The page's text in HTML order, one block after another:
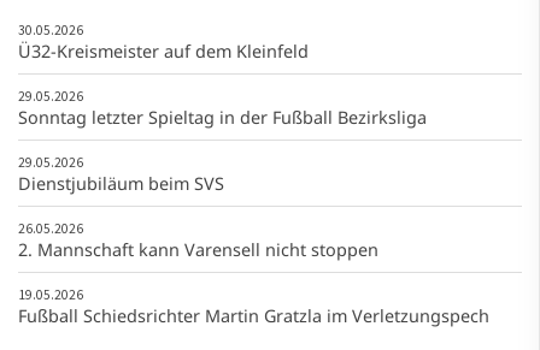
30.05.2026
Ü32-Kreismeister auf dem Kleinfeld
29.05.2026
Sonntag letzter Spieltag in der Fußball Bezirksliga
29.05.2026
Dienstjubiläum beim SVS
26.05.2026
2. Mannschaft kann Varensell nicht stoppen
19.05.2026
Fußball Schiedsrichter Martin Gratzla im Verletzungspech